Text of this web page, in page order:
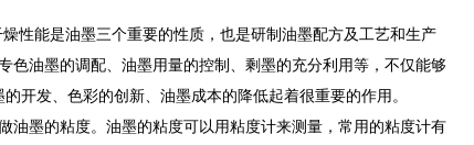
性能是油墨三个重要的性质，也是研制油墨配方及工艺和生产
油墨的调配、油墨用量的控制、剩墨的充分利用等，不仅能够
开发、色彩的创新、油墨成本的降低起着很重要的作用。
墨的粘度。油墨的粘度可以用粘度计来测量，常用的粘度计有